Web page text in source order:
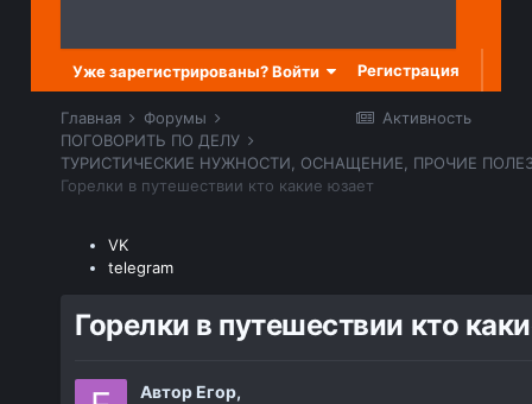
Уже зарегистрированы? Войти Регистрация
Активность
Главная
Форумы
ПОГОВОРИТЬ ПО ДЕЛУ
Горелки в путешествии кто какие юзает
VK
telegram
Горелки в путешествии кто
Автор Егор,